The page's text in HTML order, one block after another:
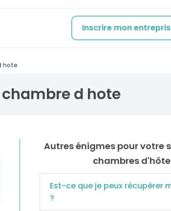
Inscrire mon
hote
d hote
Autres énigmes pour votre super Gîtes et
chambres
Est-ce que je peux récupérer
?